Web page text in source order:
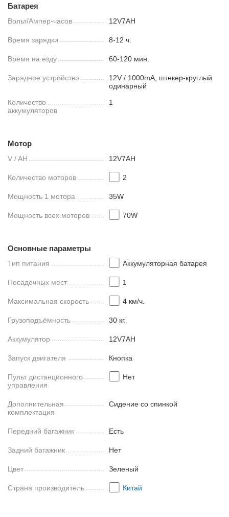
Батарея
Вольт/Ампер-часов 12V7AH
Время зарядки 8-12 ч.
Время на езду 60-120 мин.
Зарядное устройство
12V / 1000mA, штекер-круглый
одинарный
Количество
аккумуляторов
1
Мотор
V / AH 12V7AH
Количество моторов 2
Мощность 1 мотора 35W
Мощность всех моторов 70W
Основные параметры
Тип питания Аккумуляторная батарея
Посадочных мест 1
Максимальная скорость 4 км/ч.
Грузоподъёмность 30 кг.
Аккумулятор 12V7AH
Запуск двигателя Кнопка
Пульт дистанционного
управления
Нет
Дополнительная
комплектация
Сидение со спинкой
Передний багажник Есть
Задний багажник Нет
Цвет Зеленый
Страна производитель Китай